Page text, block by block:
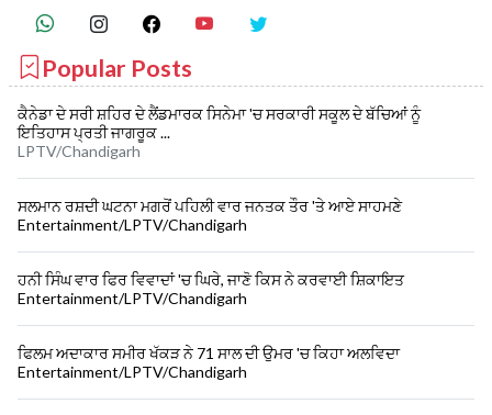
Popular Posts
ਕੈਨੇਡਾ ਦੇ ਸਰੀ ਸ਼ਹਿਰ ਦੇ ਲੈਂਡਮਾਰਕ ਸਿਨੇਮਾ 'ਚ ਸਰਕਾਰੀ ਸਕੂਲ ਦੇ ਬੱਚਿਆਂ ਨੂੰ
ਇਤਿਹਾਸ ਪ੍ਰਤੀ ਜਾਗਰੂਕ ...
LPTV/Chandigarh
ਸਲਮਾਨ ਰਸ਼ਦੀ ਘਟਨਾ ਮਗਰੋਂ ਪਹਿਲੀ ਵਾਰ ਜਨਤਕ ਤੌਰ 'ਤੇ ਆਏ ਸਾਹਮਣੇ
Entertainment/LPTV/Chandigarh
ਹਨੀ ਸਿੰਘ ਵਾਰ ਫਿਰ ਵਿਵਾਦਾਂ 'ਚ ਘਿਰੇ, ਜਾਣੋ ਕਿਸ ਨੇ ਕਰਵਾਈ ਸ਼ਿਕਾਇਤ
Entertainment/LPTV/Chandigarh
ਫਿਲਮ ਅਦਾਕਾਰ ਸਮੀਰ ਖੱਕੜ ਨੇ 71 ਸਾਲ ਦੀ ਉਮਰ 'ਚ ਕਿਹਾ ਅਲਵਿਦਾ
Entertainment/LPTV/Chandigarh